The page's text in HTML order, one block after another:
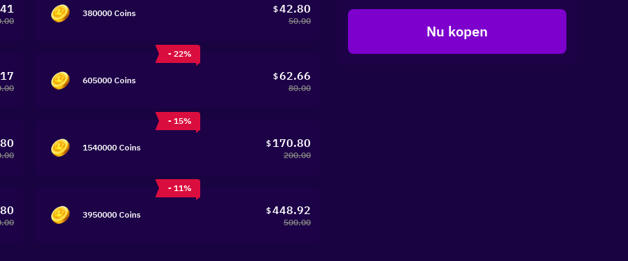
380000 Coins $42.80
50.00
- 22%
605000 Coins $62.66
80.00
- 15%
1540000 Coins $ 170.80
200.00
- 11%
3950000 Coins $448.92
500.00
Nu kopen